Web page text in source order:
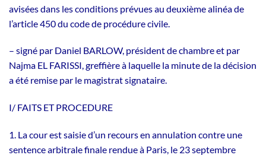
avisées dans les conditions prévues au deuxième alinéa de
l’article 450 du code de procédure civile.
– signé par Daniel BARLOW, président de chambre et par
Najma EL FARISSI, greffière à laquelle la minute de la décision
a été remise par le magistrat signataire.
I/ FAITS ET PROCEDURE
1. La cour est saisie d’un recours en annulation contre une
sentence arbitrale finale rendue à Paris, le 23 septembre